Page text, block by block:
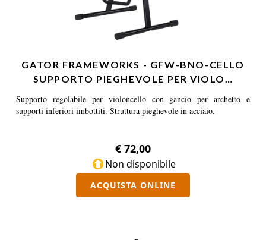
GATOR FRAMEWORKS - GFW-BNO-CELLO
SUPPORTO PIEGHEVOLE PER VIOLO…
Supporto regolabile per violoncello con gancio per archetto e
supporti inferiori imbottiti. Struttura pieghevole in acciaio.
€ 72,00
Non disponibile
ACQUISTA ONLINE